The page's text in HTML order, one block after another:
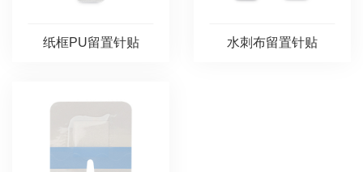
纸框PU留置针贴 水刺布留置针贴